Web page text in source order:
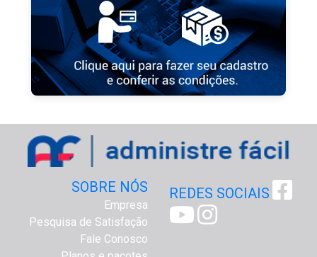
SOBRE NÓS
Empresa
Pesquisa de Satisfação
Fale Conosco
REDES SOCIAIS